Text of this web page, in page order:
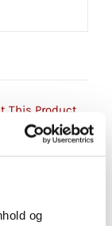
og
This Product